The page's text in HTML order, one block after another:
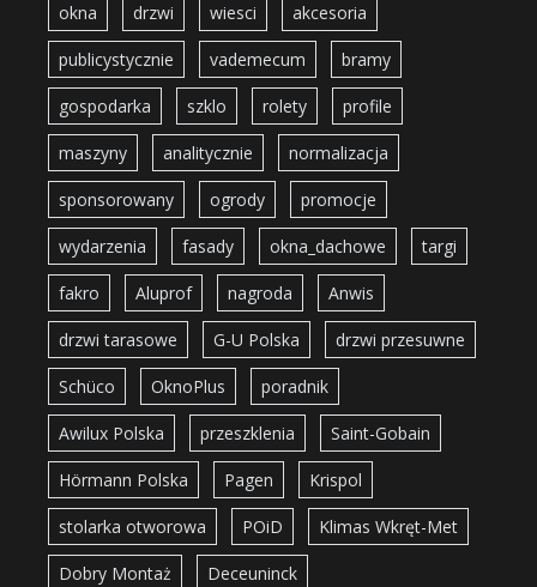
okna drzwi wiesci akcesoria
publicystycznie vademecum bramy
gospodarka szklo rolety profile
maszyny analitycznie normalizacja
sponsorowany ogrody promocje
wydarzenia fasady okna_dachowe targi
fakro Aluprof nagroda Anwis
drzwi tarasowe G-U Polska drzwi przesuwne
Schüco OknoPlus poradnik
Awilux Polska przeszklenia Saint-Gobain
Hörmann Polska Pagen Krispol
stolarka otworowa POiD Klimas Wkręt-Met
Dobry Montaż Deceuninck